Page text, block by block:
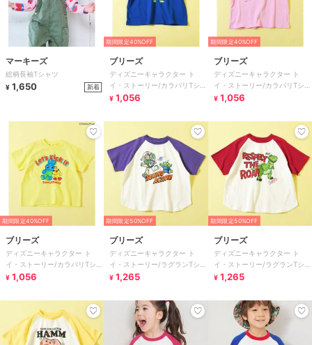
マーキーズ
総柄長袖Tシャツ
¥ 1,650 新着
期間限定40%OFF
ブリーズ
ディズニーキャラクター ト
イ・ストーリー/カラバリTシャ
ツ
¥ 1,056
期間限定40%OFF
ブリーズ
ディズニーキャラクター ト
イ・ストーリー/カラバリTシャ
ツ
¥ 1,056
期間限定40%OFF
ブリーズ
ディズニーキャラクター ト
イ・ストーリー/カラバリTシャ
ツ
¥ 1,056
期間限定50%OFF
ブリーズ
ディズニーキャラクター ト
イ・ストーリー/ラグランTシャ
ツ
¥ 1,265
期間限定50%OFF
ブリーズ
ディズニーキャラクター ト
イ・ストーリー/ラグランTシャ
ツ
¥ 1,265